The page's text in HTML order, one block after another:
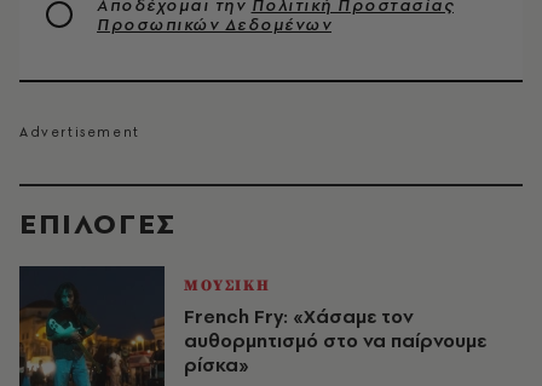
EΠΙΛΟΓΈΣ
ΜΟΥΣΙΚΗ
French Fry: «Χάσαμε τον
αυθορμητισμό στο να παίρνουμε
ρίσκα»
Αποδέχομαι την Πολιτική Προστασίας
Προσωπικών Δεδομένων